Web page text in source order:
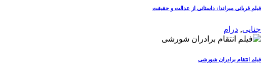
فیلم قربانی میراندا: داستانی از عدالت و حقیقت
جنایی, درام
فیلم انتقام برادران شورشی